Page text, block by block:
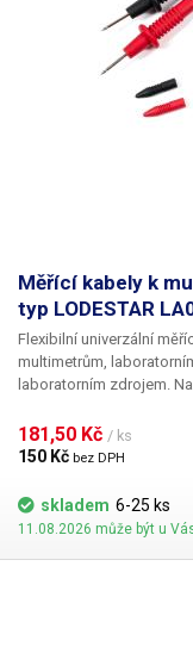
Měřící kabely k
typ LODESTAR
Flexibilní univerzální
multimetrům,
laboratorním zdrojem.
činí všestranně
banánkových vývodů.
181,50 Kč / ks
150 Kč bez DPH
skladem 6-25 ks
11.08.2026 může být u